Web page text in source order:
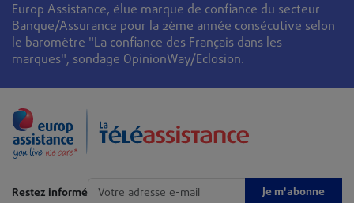
Europ Assistance, élue marque de confiance du secteur
Banque/Assurance pour la 2ème année consécutive selon
le baromètre "La confiance des Français dans les
marques", sondage OpinionWay/Eclosion.
Restez informé Je m'abonne